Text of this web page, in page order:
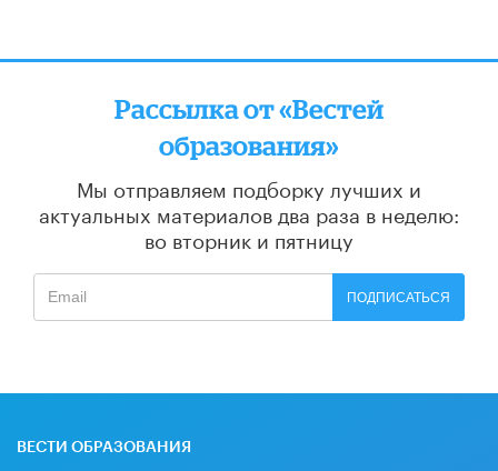
Рассылка от «Вестей
образования»
Мы отправляем подборку лучших и
актуальных материалов два раза в неделю:
во вторник и пятницу
ПОДПИСАТЬСЯ
ВЕСТИ ОБРАЗОВАНИЯ